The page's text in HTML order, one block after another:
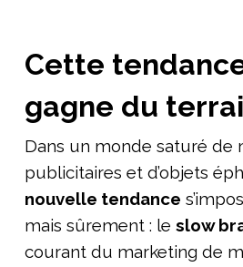
Cette
gagne du
Dans un monde saturé de
publicitaires et d’objets
nouvelle tendance
mais sûrement : le slow
courant du marketing de